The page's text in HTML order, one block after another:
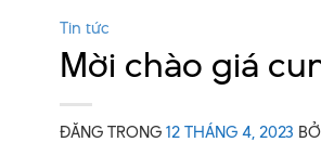
Tin tức
Mời chào giá
ĐĂNG TRONG12 THÁNG 4, 2023